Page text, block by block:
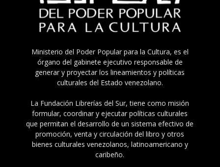
Ministerio del Poder Popular para la Cultura, es el
órgano del gabinete ejecutivo responsable de
generar y proyectar los lineamientos y políticas
culturales del Estado venezolano.
La Fundación Librerías del Sur, tiene como misión
formular, coordinar y ejecutar políticas culturales
que permitan el desarrollo de un sistema efectivo de
promoción, venta y circulación del libro y otros
bienes culturales venezolanos, latinoamericano y
caribeño.